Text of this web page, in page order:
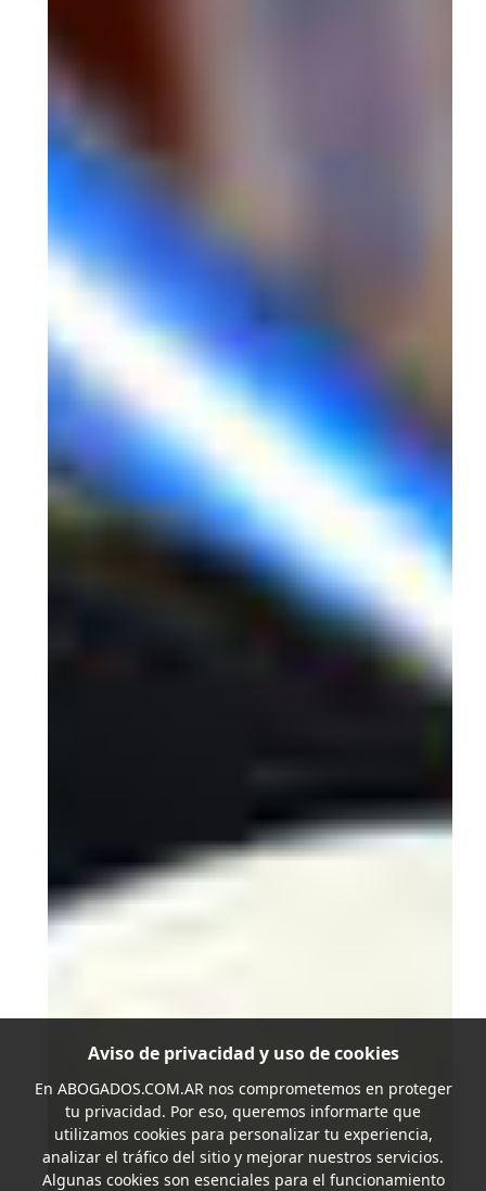
Aviso de privacidad y uso de cookies
En ABOGADOS.COM.ARnos comprometemos en proteger
tu privacidad. Por eso, queremos informarte que
utilizamos cookies para personalizar tu experiencia,
analizar el tráfico del sitio y mejorar nuestros servicios.
Algunas cookies son esenciales para el funcionamiento